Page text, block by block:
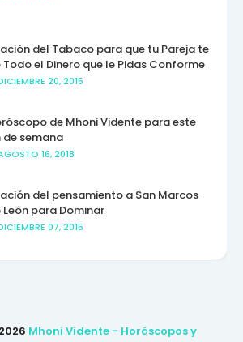
del Tabaco para que tu Pareja te
Todo el Dinero que le Pidas Conforme
20, 2015
de Mhoni Vidente para este
de semana
16, 2018
del pensamiento a San Marcos
León para Dominar
07, 2015
2026 Mhoni Vidente - Horóscopos y